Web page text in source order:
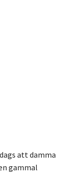
att damma
gammal